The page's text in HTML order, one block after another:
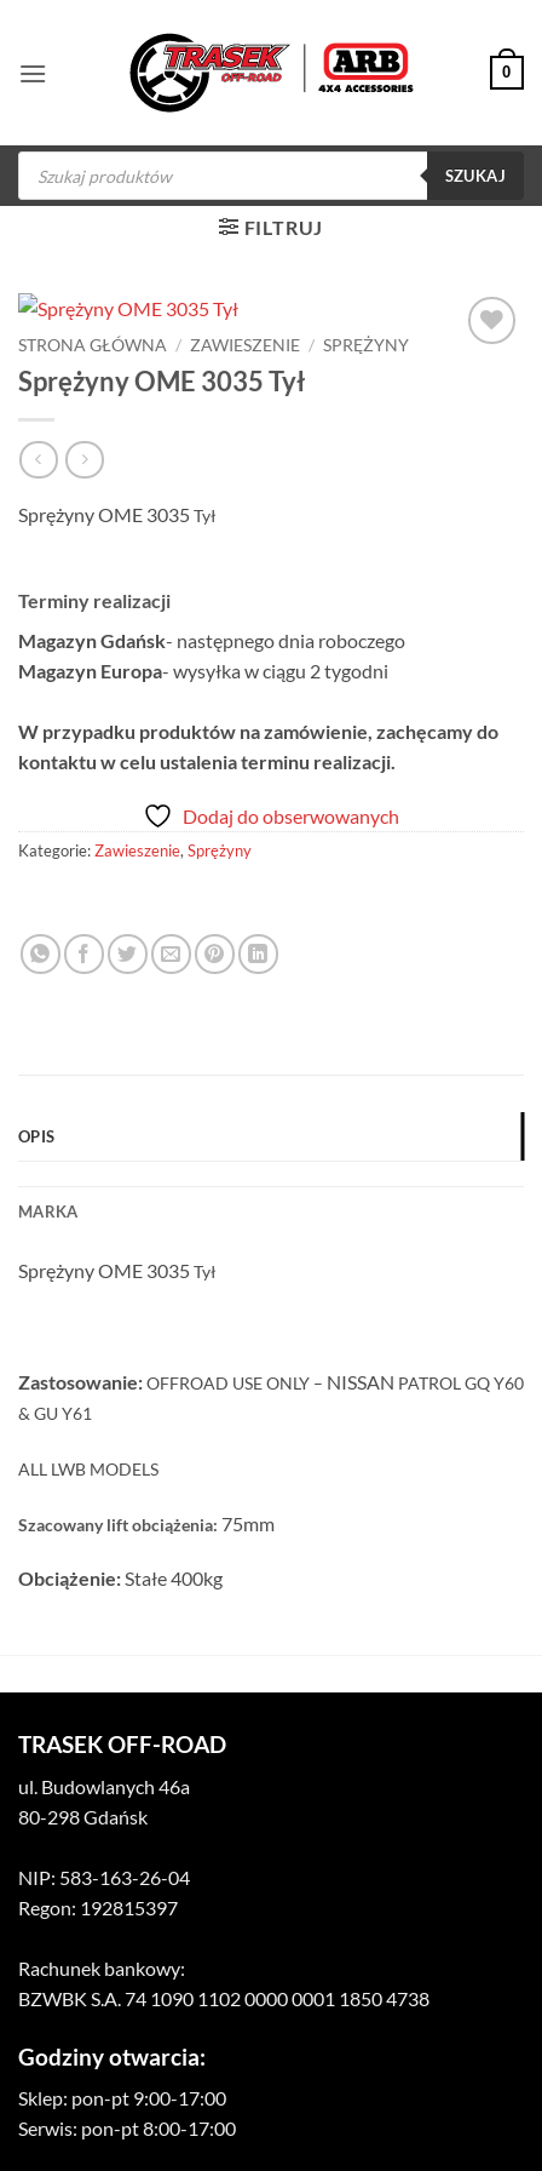
zawartości
0
Wyszukiwarka
produktów
SZUKAJ
FILTRUJ
STRONA GŁÓWNA / ZAWIESZENIE / SPRĘŻYNY
Sprężyny OME 3035 Tył
Sprężyny OME 3035Tył
Terminy realizacji
Magazyn Gdańsk- następnego dnia roboczego
Magazyn Europa- wysyłka w ciągu 2 tygodni
W przypadku produktów na zamówienie, zachęcamy do
kontaktu w celu ustalenia terminu realizacji.
Dodaj do obserwowanych
Kategorie:Zawieszenie,Sprężyny
OPIS
MARKA
Sprężyny OME 3035Tył
Zastosowanie:OFFROAD USE ONLY – NISSAN PATROL GQ Y60
& GU Y61
ALL LWB MODELS
Szacowany lift obciążenia: 75mm
Obciążenie:Stałe 400kg
TRASEK OFF-ROAD
ul. Budowlanych 46a
80-298 Gdańsk
NIP: 583-163-26-04
Regon: 192815397
Rachunek bankowy:
BZWBK S.A. 74 1090 1102 0000 0001 1850 4738
Godziny otwarcia:
Sklep: pon-pt 9:00-17:00
Serwis: pon-pt 8:00-17:00